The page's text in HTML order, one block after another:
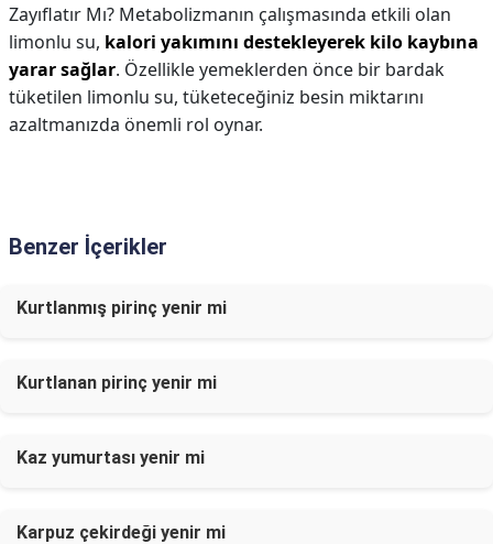
Zayıflatır Mı? Metabolizmanın çalışmasında etkili olan
limonlu su, kalori yakımını destekleyerek kilo kaybına
yarar sağlar. Özellikle yemeklerden önce bir bardak
tüketilen limonlu su, tüketeceğiniz besin miktarını
azaltmanızda önemli rol oynar.
Benzer İçerikler
Kurtlanmış pirinç yenir mi
Kurtlanan pirinç yenir mi
Kaz yumurtası yenir mi
Karpuz çekirdeği yenir mi